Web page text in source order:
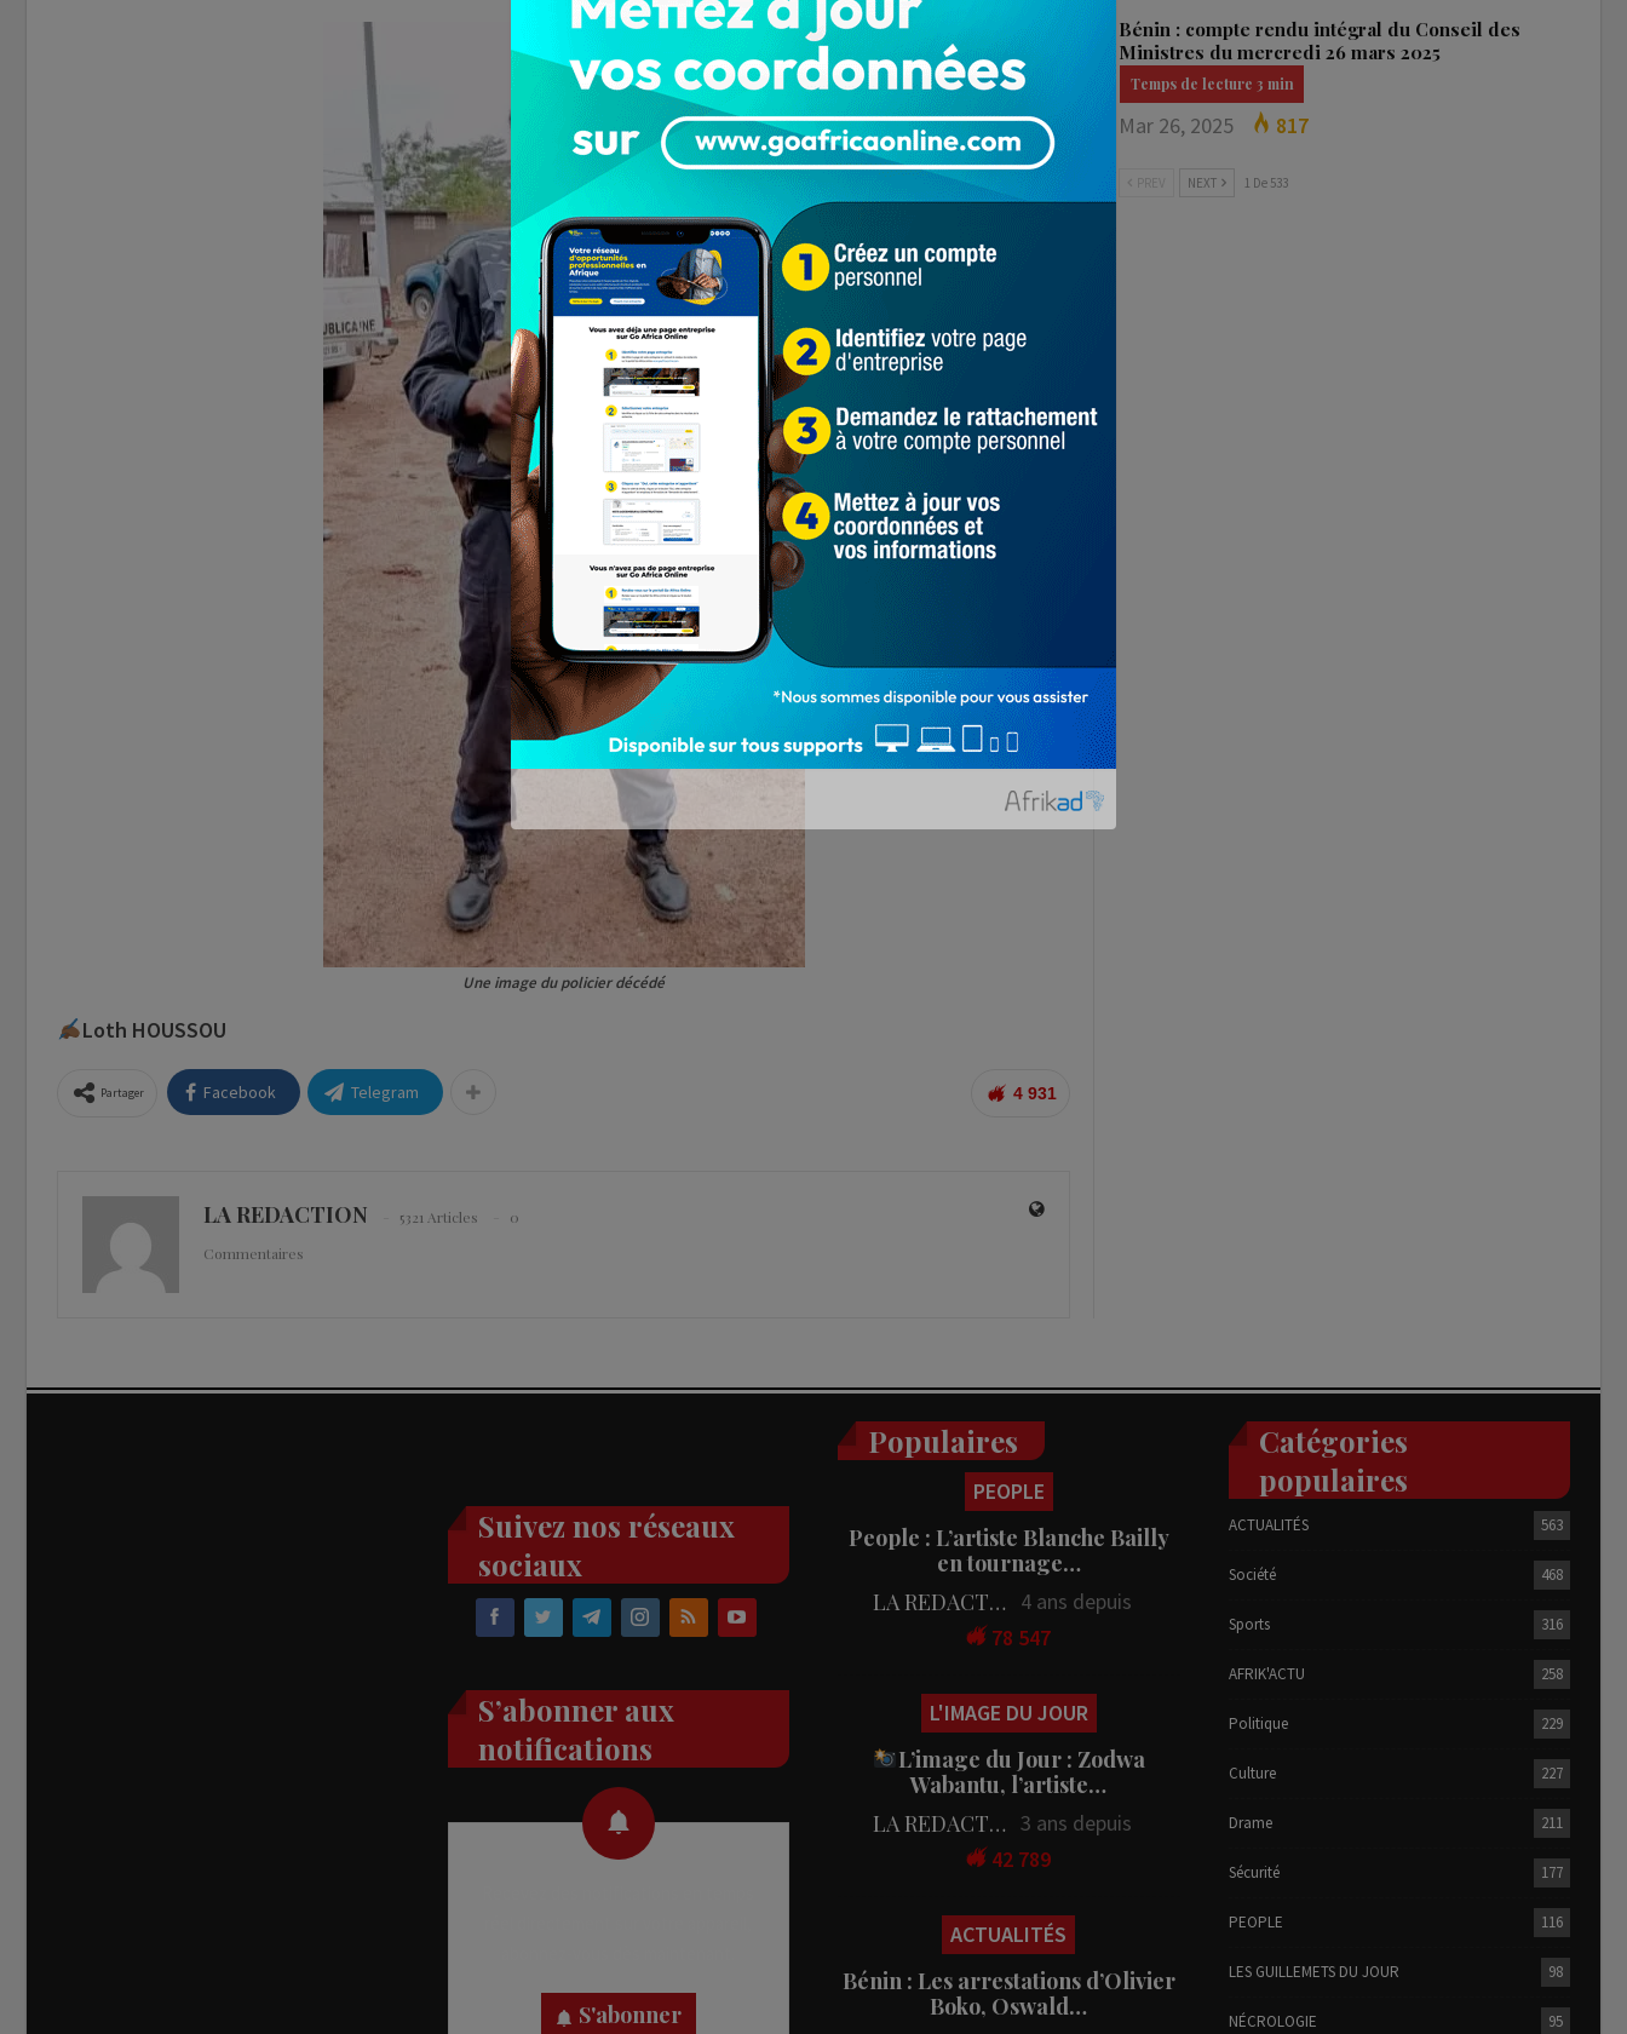
Une image du policier décédé
Loth HOUSSOU
4 931
Partager Facebook Telegram
LA REDACTION 5321 Articles
0
Commentaires
Bénin : compte rendu intégral du Conseil des
Ministres du mercredi 26 mars 2025
Mar 26, 2025 817
NEXT 1 De 533
Suivez nos réseaux
sociaux
S’abonner aux
notifications
S'abonner
Populaires
PEOPLE
People : L’artiste Blanche Bailly
en tournage…
LA REDACTION
4 ans depuis
78 547
L'IMAGE DU JOUR
L’image du Jour : Zodwa
Wabantu, l’artiste…
LA REDACTION 3 ans depuis
42 789
ACTUALITÉS
Bénin : Les arrestations d’Olivier
Boko, Oswald…
Catégories
populaires
ACTUALITÉS 563
Société 468
Sports 316
AFRIK'ACTU 258
Politique 229
Culture 227
Drame 211
Sécurité 177
PEOPLE 116
LES GUILLEMETS DU JOUR 98
NÉCROLOGIE 95